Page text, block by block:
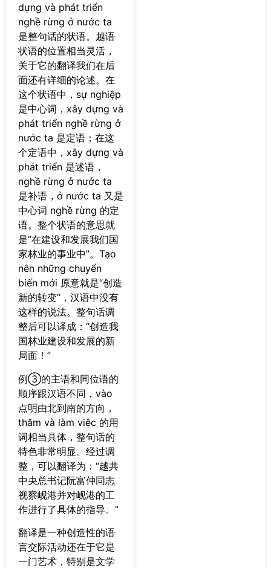
dựng và phát triển
nghề rừng ở nước ta
是整句话的状语。越语
状语的位置相当灵活，
关于它的翻译我们在后
面还有详细的论述。在
这个状语中，sự nghiệp
是中心词，xây dựng và
phát triển nghề rừng ở
nước ta 是定语；在这
个定语中，xây dựng và
phát triển 是述语，
nghề rừng ở nước ta
是补语，ở nước ta 又是
中心词 nghề rừng 的定
语。整个状语的意思就
是“在建设和发展我们国
家林业的事业中”。Tạo
nên những chuyển
biến mới 原意就是“创造
新的转变”，汉语中没有
这样的说法。整句话调
整后可以译成：“创造我
国林业建设和发展的新
局面！”
例③的主语和同位语的
顺序跟汉语不同，vào
点明由北到南的方向，
thăm và làm việc 的用
词相当具体，整句话的
特色非常明显。经过调
整，可以翻译为：“越共
中央总书记阮富仲同志
视察岘港并对岘港的工
作进行了具体的指导。”
翻译是一种创造性的语
言交际活动还在于它是
一门艺术，特别是文学